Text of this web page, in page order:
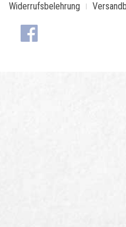
Widerrufsbelehrung